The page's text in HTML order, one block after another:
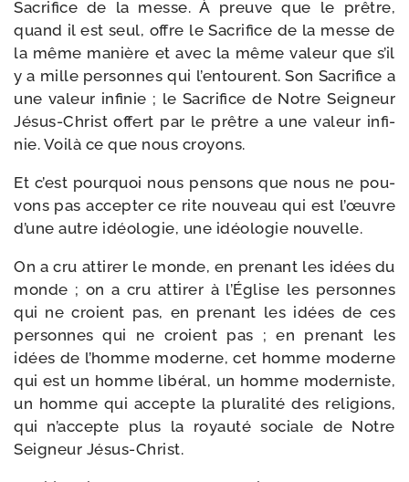
Sacrifice de la messe. À preuve que le prêtre,
quand il est seul, offre le Sacrifice de la messe de
la même manière et avec la même valeur que s’il
y a mille per­sonnes qui l’entourent. Son Sacrifice a
une valeur infi­nie ; le Sacrifice de Notre Seigneur
Jésus-​Christ offert par le prêtre a une valeur infi­
nie. Voilà ce que nous croyons.
Et c’est pour­quoi nous pen­sons que nous ne pou­
vons pas accep­ter ce rite nou­veau qui est l’œuvre
d’une autre idéo­lo­gie, une idéo­lo­gie nouvelle.
On a cru atti­rer le monde, en pre­nant les idées du
monde ; on a cru atti­rer à l’Église les per­sonnes
qui ne croient pas, en pre­nant les idées de ces
per­sonnes qui ne croient pas ; en pre­nant les
idées de l’homme moderne, cet homme moderne
qui est un homme libé­ral, un homme moder­niste,
un homme qui accepte la plu­ra­li­té des reli­gions,
qui n’accepte plus la royau­té sociale de Notre
Seigneur Jésus-Christ.